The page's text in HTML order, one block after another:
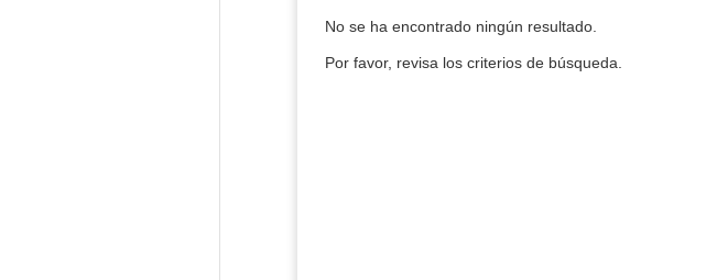
No se ha encontrado ningún resultado.
Por favor, revisa los criterios de búsqueda.